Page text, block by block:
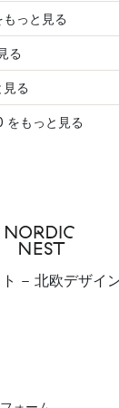
っと見る
る
る
をもっと見る
ト - 北欧デザイ